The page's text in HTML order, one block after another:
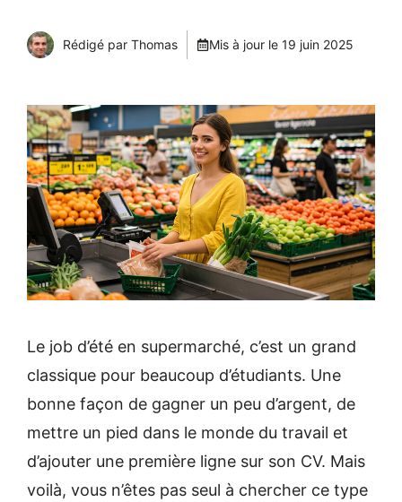
Rédigé par Thomas Mis à jour le 19 juin 2025
Le job d’été en supermarché, c’est un grand
classique pour beaucoup d’étudiants. Une
bonne façon de gagner un peu d’argent, de
mettre un pied dans le monde du travail et
d’ajouter une première ligne sur son CV. Mais
voilà, vous n’êtes pas seul à chercher ce type